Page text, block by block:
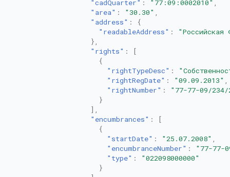
"cadQuarter" : "77:09:0002010"
"area" : "30.30"
"address" :
{
"readableAddress" :
},
"rights" :
[
{
"rightTypeDesc" :
"rightRegDate" : "09.09.2013"
"rightNumber" :
"77-77-09/234/
}
],
"encumbrances" :
[
{
"startDate" : "25.07.2008"
"encumbranceNumber" :
"77-77-
"type" :
"022098000000"
}